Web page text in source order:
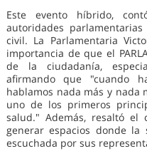
Este evento híbrido,
autoridades
civil. La Parlamentaria
importancia de que el
de la ciudadanía,
afirmando que "cuando
hablamos nada más y nada
uno de los primeros
salud." Además, resaltó el
generar espacios donde la
escuchada por sus